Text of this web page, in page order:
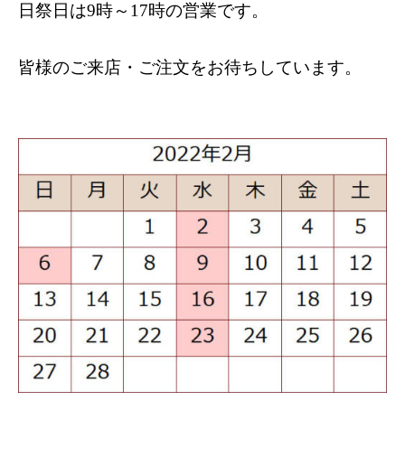
日祭日は9時～17時の営業です。
皆様のご来店・ご注文をお待ちしています。